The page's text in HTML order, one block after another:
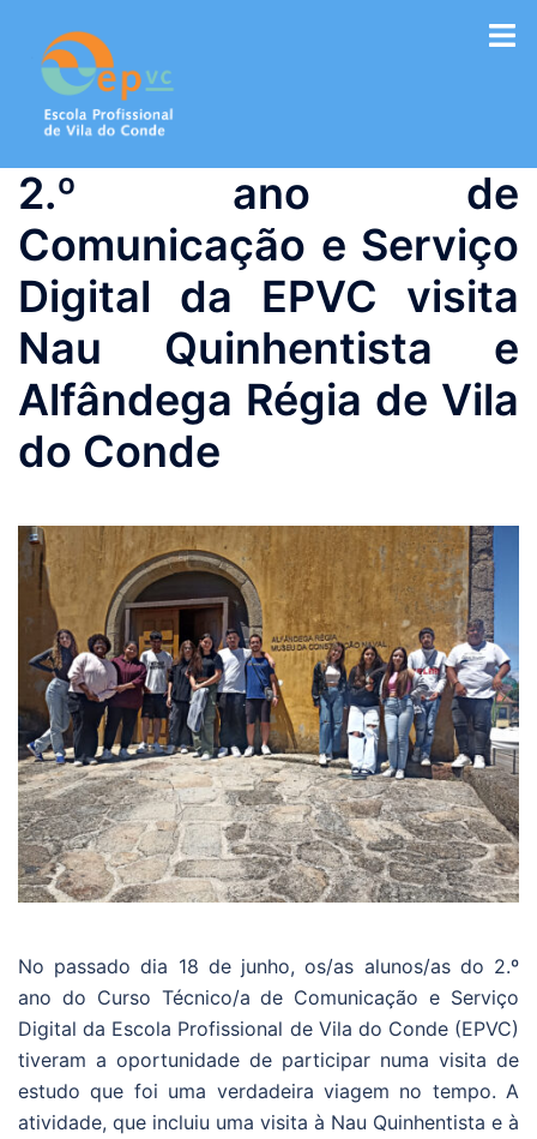
conteúdo
2.º ano de
Comunicação e Serviço
Digital da EPVC visita
Nau Quinhentista e
Alfândega Régia de Vila
do Conde
No passado dia 18 de junho, os/as alunos/as do 2.º
ano do Curso Técnico/a de Comunicação e Serviço
Digital da Escola Profissional de Vila do Conde (EPVC)
tiveram a oportunidade de participar numa visita de
estudo que foi uma verdadeira viagem no tempo. A
atividade, que incluiu uma visita à Nau Quinhentista e à